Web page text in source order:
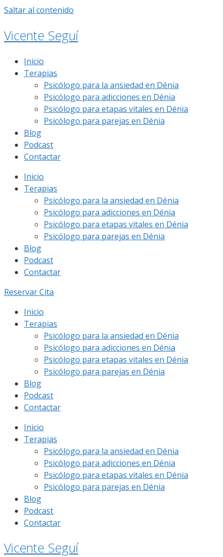
Saltar al contenido
Vicente Seguí
Inicio
Terapias
Psicólogo para la ansiedad en Dénia
Psicólogo para adicciones en Dénia
Psicólogo para etapas vitales en Dénia
Psicólogo para parejas en Dénia
Blog
Podcast
Contactar
Inicio
Terapias
Psicólogo para la ansiedad en Dénia
Psicólogo para adicciones en Dénia
Psicólogo para etapas vitales en Dénia
Psicólogo para parejas en Dénia
Blog
Podcast
Contactar
Reservar Cita
Inicio
Terapias
Psicólogo para la ansiedad en Dénia
Psicólogo para adicciones en Dénia
Psicólogo para etapas vitales en Dénia
Psicólogo para parejas en Dénia
Blog
Podcast
Contactar
Inicio
Terapias
Psicólogo para la ansiedad en Dénia
Psicólogo para adicciones en Dénia
Psicólogo para etapas vitales en Dénia
Psicólogo para parejas en Dénia
Blog
Podcast
Contactar
Vicente Seguí